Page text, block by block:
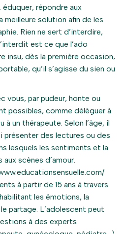
répondre aux
meilleure solution afin de les
Rien ne sert d’interdire,
est ce que l’ado
insu, dès la première occasion,
qu’il s’agisse du sien ou
vous, par pudeur, honte ou
possibles, comme déléguer à
à un thérapeute. Selon l’âge, il
présenter des lectures ou des
lesquels les sentiments et la
scènes d’amour.
à partir de 15 ans à travers
les émotions, la
partage. L’adolescent peut
à des experts